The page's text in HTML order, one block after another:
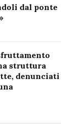
dal ponte
struttura
denunciati